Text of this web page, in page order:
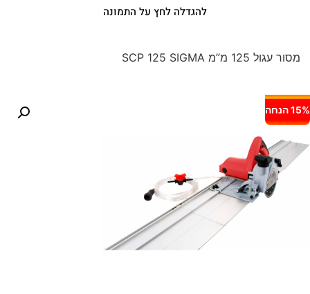
להגדלה לחץ על התמונה
מסור עגול 125 מ”מ SCP 125 SIGMA
15% הנחה